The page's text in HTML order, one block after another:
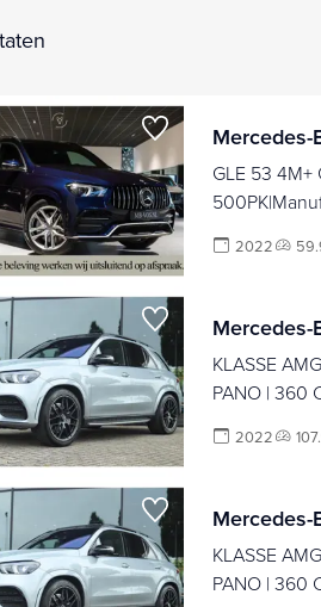
Mercedes-
GLE 53
2022
Mercedes-
KLASSE
PANO | 360
2022
Mercedes-
KLASSE
PANO | 360